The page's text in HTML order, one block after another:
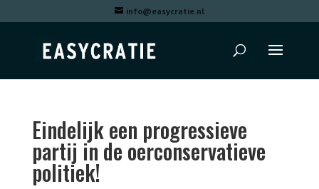
info@easycratie.nl
Eindelijk een progressieve
partij in de oerconservatieve
politiek!